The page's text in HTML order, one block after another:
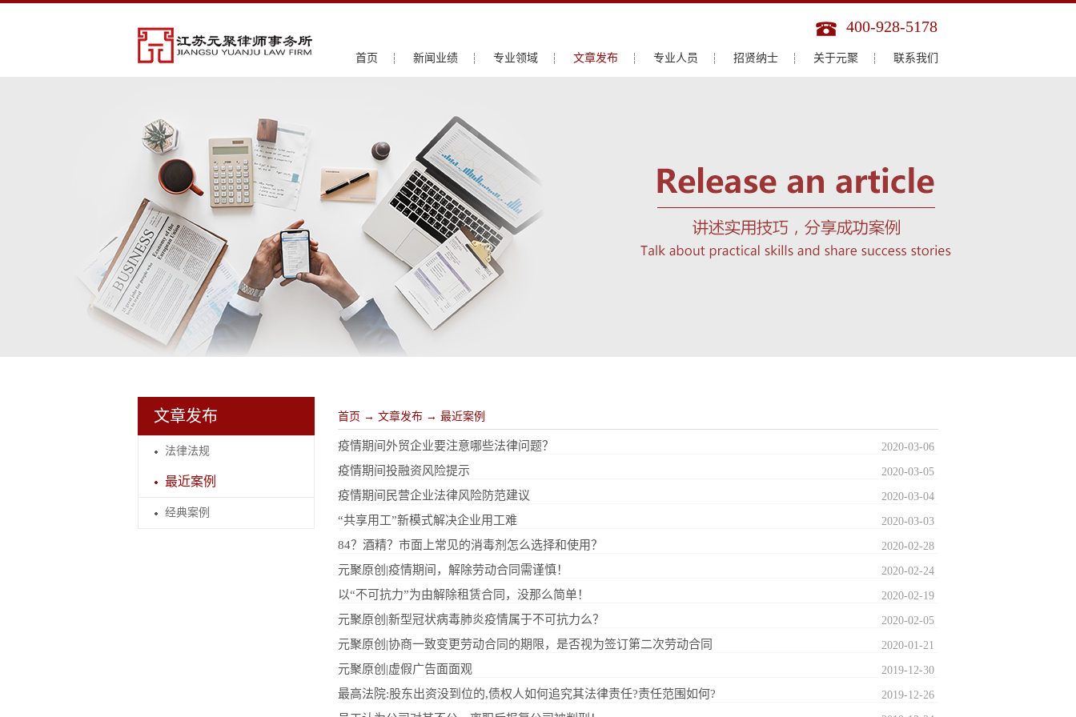
400-928-5178
首页 新闻业绩 专业领域 文章发布 专业人员 招贤纳士 关于元聚 联系我们
文章发布
法律法规
最近案例
经典案例
首页 → 文章发布 → 最近案例
疫情期间外贸企业要注意哪些法律问题？ 2020-03-06
疫情期间投融资风险提示 2020-03-05
疫情期间民营企业法律风险防范建议 2020-03-04
“共享用工”新模式解决企业用工难 2020-03-03
84？酒精？市面上常见的消毒剂怎么选择和使用？ 2020-02-28
元聚原创|疫情期间，解除劳动合同需谨慎！ 2020-02-24
以“不可抗力”为由解除租赁合同，没那么简单！ 2020-02-19
元聚原创|新型冠状病毒肺炎疫情属于不可抗力么？ 2020-02-05
元聚原创|协商一致变更劳动合同的期限，是否视为签订第二次劳动合同 2020-01-21
元聚原创|虚假广告面面观 2019-12-30
最高法院:股东出资没到位的,债权人如何追究其法律责任?责任范围如何? 2019-12-26